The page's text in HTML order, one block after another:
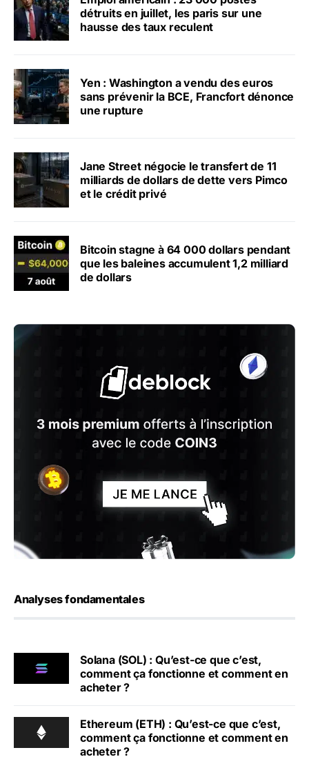
détruits en juillet, les paris sur une
hausse des taux reculent
Yen : Washington a vendu des euros
sans prévenir la BCE, Francfort dénonce
une rupture
Jane Street négocie le transfert de 11
milliards de dollars de dette vers Pimco
et le crédit privé
Bitcoin stagne à 64 000 dollars pendant
que les baleines accumulent 1,2 milliard
de dollars
Analyses fondamentales
Solana (SOL) : Qu’est-ce que c’est,
comment ça fonctionne et comment en
acheter ?
Ethereum (ETH) : Qu’est-ce que c’est,
comment ça fonctionne et comment en
acheter ?